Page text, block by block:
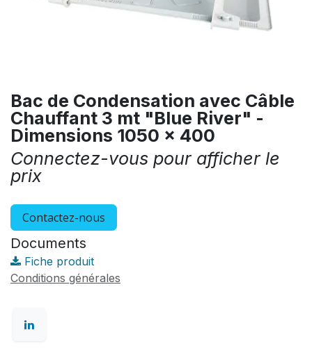
Bac de Condensation avec Câble
Chauffant 3 mt "Blue River" -
Dimensions 1050 x 400
Connectez-vous pour afficher le
prix
Contactez-nous
Documents
Fiche produit
Conditions générales